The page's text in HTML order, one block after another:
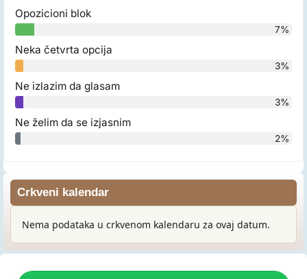
Opozicioni blok
7%
Neka četvrta opcija
3%
Ne izlazim da glasam
3%
Ne želim da se izjasnim
2%
Crkveni kalendar
Nema podataka u crkvenom kalendaru za ovaj datum.